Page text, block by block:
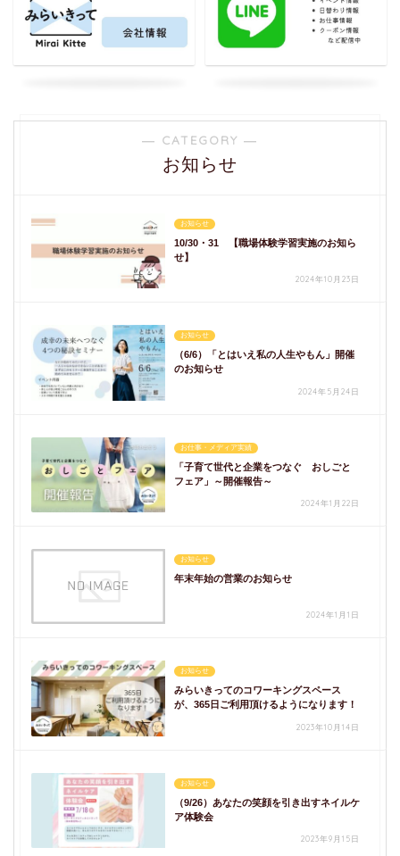
― CATEGORY ―
お知らせ
お知らせ
10/30・31 【職場体験学習実施のお知ら
せ】
2024年10月23日
お知らせ
（6/6）「とはいえ私の人生やもん」開催
のお知らせ
2024年5月24日
お仕事・メディア実績
「子育て世代と企業をつなぐ おしごと
フェア」～開催報告～
2024年1月22日
お知らせ
年末年始の営業のお知らせ
2024年1月1日
お知らせ
みらいきってのコワーキングスペース
が、365日ご利用頂けるようになります！
2023年10月14日
お知らせ
（9/26）あなたの笑顔を引き出すネイルケ
ア体験会
2023年9月15日